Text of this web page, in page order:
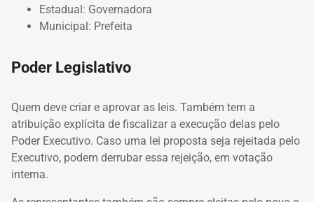
Estadual: Governadora
Municipal: Prefeita
Poder Legislativo
Quem deve criar e aprovar as leis. Também tem a
atribuição explícita de fiscalizar a execução delas pelo
Poder Executivo. Caso uma lei proposta seja rejeitada pelo
Executivo, podem derrubar essa rejeição, em votação
interna.